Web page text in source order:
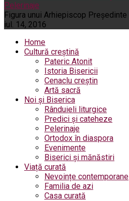
Pelerinaje
Figura unui Arhiepiscop Preşedinte
iul. 14, 2016
Home
Cultură creștină
Pateric Atonit
Istoria Bisericii
Cenaclu creștin
Artă sacră
Noi și Biserica
Rânduieli liturgice
Predici și cateheze
Pelerinaje
Ortodox în diaspora
Evenimente
Biserici și mănăstiri
Viață curată
Nevoințe contemporane
Familia de azi
Casa curată